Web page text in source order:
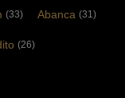
(33) Abanca (31)
(26)